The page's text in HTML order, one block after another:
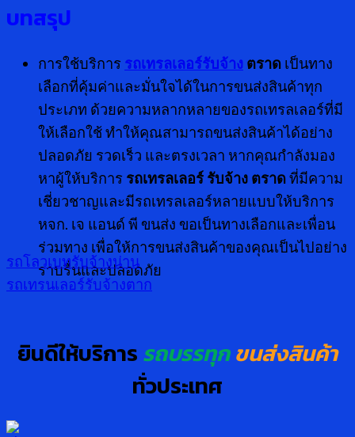
บทสรุป
การใช้บริการ รถเทรลเลอร์รับจ้าง ตราด เป็นทาง
เลือกที่คุ้มค่าและมั่นใจได้ในการขนส่งสินค้าทุก
ประเภท ด้วยความหลากหลายของรถเทรลเลอร์ที่มี
ให้เลือกใช้ ทำให้คุณสามารถขนส่งสินค้าได้อย่าง
ปลอดภัย รวดเร็ว และตรงเวลา หากคุณกำลังมอง
หาผู้ให้บริการ รถเทรลเลอร์ รับจ้าง ตราดที่มีความ
เชี่ยวชาญและมีรถเทรลเลอร์หลายแบบให้บริการ
หจก. เจ แอนด์ พี ขนส่ง ขอเป็นทางเลือกและเพื่อน
ร่วมทาง เพื่อให้การขนส่งสินค้าของคุณเป็นไปอย่าง
ราบรื่นและปลอดภัย
รถโลวเบทรับจ้างน่าน
รถเทรนเลอร์รับจ้างตาก
ยินดีให้บริการรถบรรทุกขนส่งสินค้า
ทั่วประเทศ